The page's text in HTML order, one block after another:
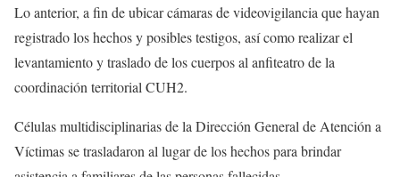
Lo anterior, a fin de ubicar cámaras de videovigilancia que hayan
registrado los hechos y posibles testigos, así como realizar el
levantamiento y traslado de los cuerpos al anfiteatro de la
coordinación territorial CUH2.
Células multidisciplinarias de la Dirección General de Atención a
Víctimas se trasladaron al lugar de los hechos para brindar